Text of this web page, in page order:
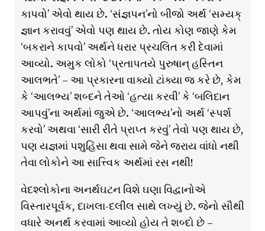
કાપવો’ એવો થાય છે. ‘સંજ્ઞપન’નો બીજો અર્થ ‘સમ્યક્
જ્ઞાન કરાવવું’ એવો પણ થાય છે. તોય કોણ જાણે કેમ
‘બકરાને કાપવો’ અર્થને ધરાર પ્રચલિત કરી દેવામાં
આવ્યો. અમુક લોકો ‘પ્રતાપતયે પુરુષાન્ હસ્તિન
આલભતે’ – આ પ્રકારના વાક્યો ટાંક્યા જ કરે છે, કેમ
કે ‘આલભ્ય’ શબ્દને તેઓ ‘હત્યા કરવી’ કે ‘બલિદાન
આપવું’ના અર્થમાં જુએ છે. ‘આલભ્ય’નો અર્થ ‘સ્પર્શ
કરવો’ અથવા ‘સારી રીતે પ્રાપ્ત કરવું’ તેવો પણ થાય છે,
પણ યજ્ઞમાં પશુહિંસા થવા સામે જેને જરાય વાંધો નથી
તેવા લોકોને આ સાત્ત્વિક અર્થમાં રસ નથી!
વેદશ્લોકોના અનર્થઘટન વિશે ઘણા વિદ્વાનોએ
વિસ્તારપૂર્વક, દાખલા-દલીલ સાથે લખ્યું છે. જેનો સૌથી
વધારે અનર્થ કરવામાં આવ્યો હોય તે શબ્દો છે –